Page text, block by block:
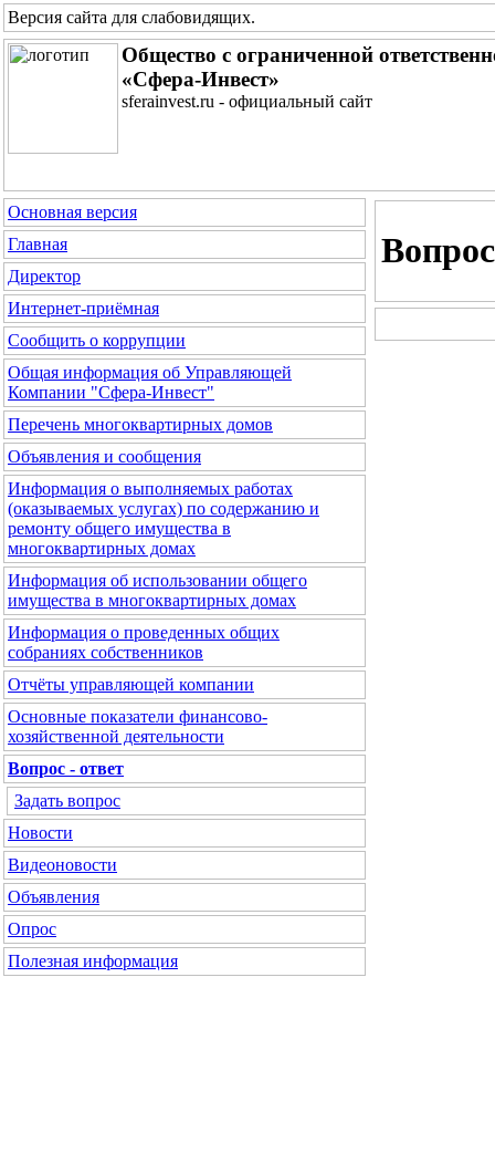
Версия сайта для слабовидящих.
Общество с ограниченной
«Сфера-Инвест»
sferainvest.ru - официальный сайт
Основная версия
Главная
Директор
Интернет-приёмная
Сообщить о коррупции
Общая информация об Управляющей
Компании "Сфера-Инвест"
Перечень многоквартирных домов
Объявления и сообщения
Информация о выполняемых работах
(оказываемых услугах) по содержанию и
ремонту общего имущества в
многоквартирных домах
Информация об использовании общего
имущества в многоквартирных домах
Информация о проведенных общих
собраниях собственников
Отчёты управляющей компании
Основные показатели финансово-
хозяйственной деятельности
Вопрос - ответ
Задать вопрос
Новости
Видеоновости
Объявления
Опрос
Полезная информация